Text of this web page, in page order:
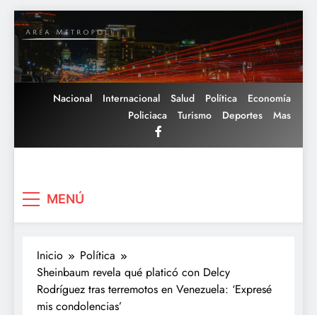
Saltar
al
contenido
Nacional Internacional Salud Política
Economía
Policiaca
Turismo Deportes Mas
MENÚ
Inicio
Política
Sheinbaum revela qué platicó con Delcy
Rodríguez tras terremotos en Venezuela: ‘Expresé
mis condolencias’